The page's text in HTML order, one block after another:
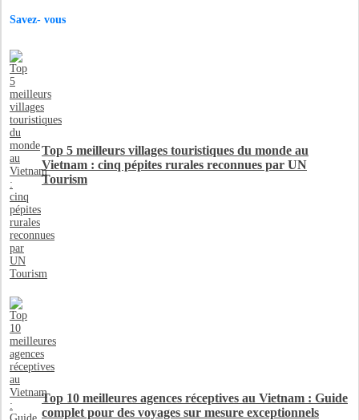
Savez- vous
Top 5 meilleurs villages touristiques du monde au
Vietnam : cinq pépites rurales reconnues par UN
Tourism
Top 10 meilleures agences réceptives au Vietnam : Guide
complet pour des voyages sur mesure exceptionnels